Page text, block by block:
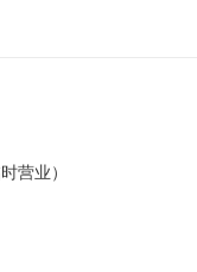
营业）